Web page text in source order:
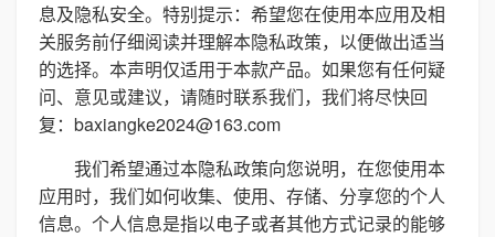
息及隐私安全。特别提示：希望您在使用本应用及相
关服务前仔细阅读并理解本隐私政策，以便做出适当
的选择。本声明仅适用于本款产品。如果您有任何疑
问、意见或建议，请随时联系我们，我们将尽快回
复：baxiangke2024@163.com
我们希望通过本隐私政策向您说明，在您使用本
应用时，我们如何收集、使用、存储、分享您的个人
信息。个人信息是指以电子或者其他方式记录的能够